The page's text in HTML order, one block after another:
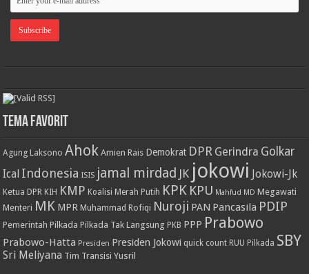
Tema Favorit
Agung Laksono Ahok Amien Rais Demokrat DPR Gerindra Golkar
Ical Indonesia ISIS jamal mirdad JK jokowi Jokowi-Jk
Ketua DPR KIH KMP Koalisi Merah Putih KPK KPU Mahfud MD Megawati
Menteri MK MPR Muhammad Rofiqi Nuroji PAN Pancasila PDIP
Pemerintah Pilkada Pilkada Tak Langsung PKB PPP Prabowo
Prabowo-Hatta Presiden Presiden Jokowi quick count RUU Pilkada SBY
Sri Meliyana Tim Transisi Yusril